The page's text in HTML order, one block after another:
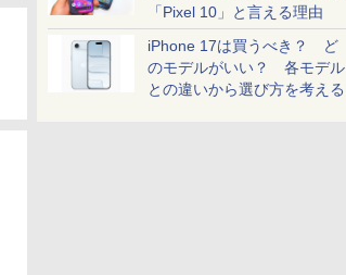
「Pixel 10」と言える理由
iPhone 17は買うべき？ ど
のモデルがいい？ 各モデル
との違いから選び方を考える